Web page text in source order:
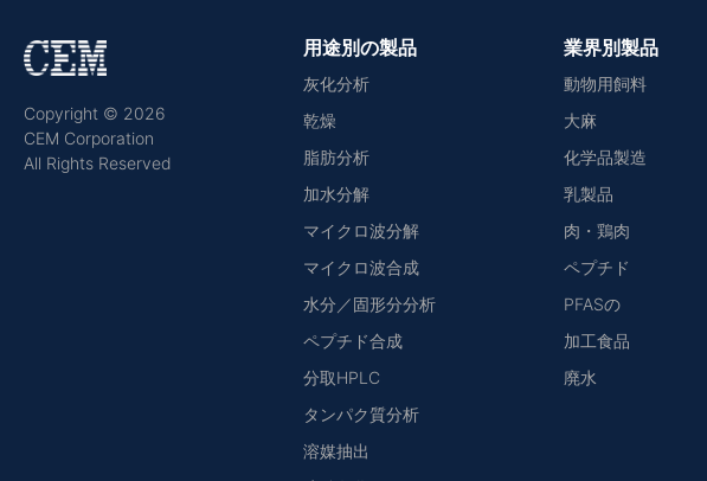
Copyright © 2026
CEM Corporation
All Rights Reserved
用途別の製品
灰化分析
乾燥
脂肪分析
加水分解
マイクロ波分解
マイクロ波合成
水分／固形分分析
ペプチド合成
分取HPLC
タンパク質分析
溶媒抽出
業界別製品
動物用飼料
大麻
化学品製造
乳製品
肉・鶏肉
ペプチド
PFASの
加工食品
廃水